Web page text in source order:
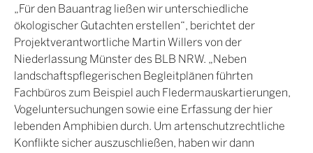
„Für den Bauantrag ließen wir unterschiedliche
ökologischer Gutachten erstellen“, berichtet der
Projektverantwortliche Martin Willers von der
Niederlassung Münster des BLB NRW. „Neben
landschaftspflegerischen Begleitplänen führten
Fachbüros zum Beispiel auch Fledermauskartierungen,
Vogeluntersuchungen sowie eine Erfassung der hier
lebenden Amphibien durch. Um artenschutzrechtliche
Konflikte sicher auszuschließen, haben wir dann